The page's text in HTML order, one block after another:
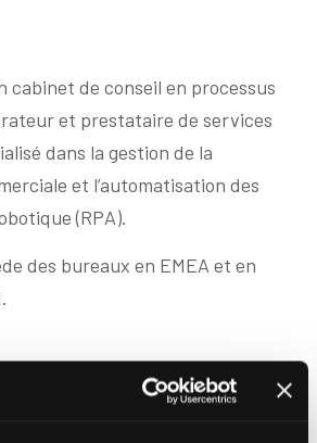
Akeron Corporate
cabinet de conseil en processus
et prestataire de services
dans la gestion de la
et l’automatisation des
(RPA).
des bureaux en EMEA et en